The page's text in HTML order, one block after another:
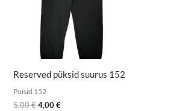
Reserved püksid suurus 152
Poisid 152
5,00€4,00€